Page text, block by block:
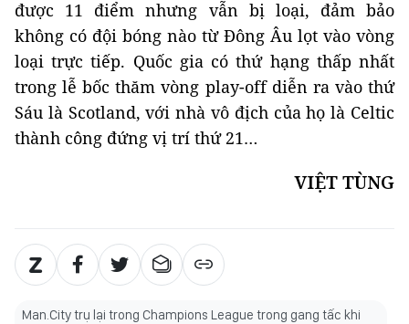
được 11 điểm nhưng vẫn bị loại, đảm bảo
không có đội bóng nào từ Đông Âu lọt vào vòng
loại trực tiếp. Quốc gia có thứ hạng thấp nhất
trong lễ bốc thăm vòng play-off diễn ra vào thứ
Sáu là Scotland, với nhà vô địch của họ là Celtic
thành công đứng vị trí thứ 21…
VIỆT TÙNG
Man.City trụ lại trong Champions League trong gang tấc khi